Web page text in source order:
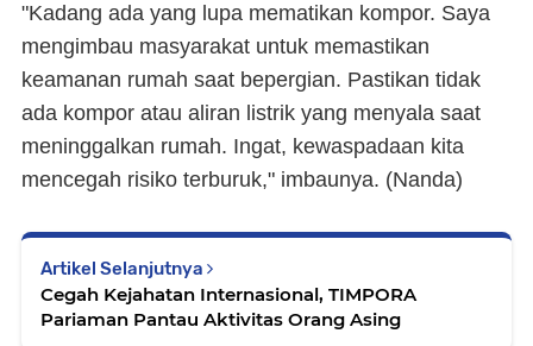
"Kadang ada yang lupa mematikan kompor. Saya
mengimbau masyarakat untuk memastikan
keamanan rumah saat bepergian. Pastikan tidak
ada kompor atau aliran listrik yang menyala saat
meninggalkan rumah. Ingat, kewaspadaan kita
mencegah risiko terburuk," imbaunya. (Nanda)
Artikel Selanjutnya
Cegah Kejahatan Internasional, TIMPORA
Pariaman Pantau Aktivitas Orang Asing